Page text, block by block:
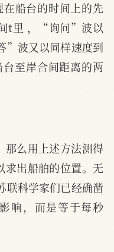
船台的时间上的先
t里 ，“询问”波以
”波又以同样速度到
至岸合间距离的两
那么用上述方法测得
求出船舶的位置。无
联科学家们已经确凿
响，而是等于每秒